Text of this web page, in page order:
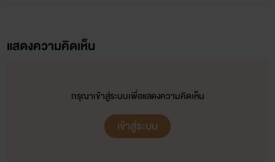
แสดงความคิดเห็น
กรุณาเข้าสู่ระบบเพื่อแสดงความคิดเห็น
เข้าสู่ระบบ